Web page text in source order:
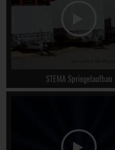
STEMA Spriegelaufbau